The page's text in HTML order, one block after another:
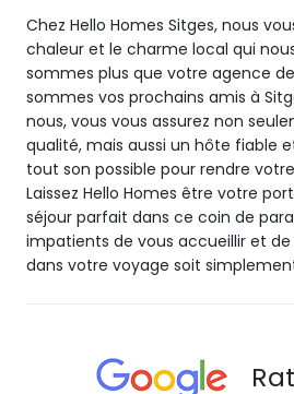
Chez Hello Homes Sitges, nous
chaleur et le charme local qui
sommes plus que votre agence
sommes vos prochains amis à
nous, vous vous assurez non
qualité, mais aussi un hôte fiable
tout son possible pour rendre
Laissez Hello Homes être votre
séjour parfait dans ce coin de
impatients de vous accueillir et
dans votre voyage soit